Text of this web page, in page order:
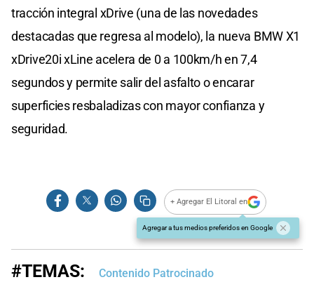
tracción integral xDrive (una de las novedades
destacadas que regresa al modelo), la nueva BMW X1
xDrive20i xLine acelera de 0 a 100km/h en 7,4
segundos y permite salir del asfalto o encarar
superficies resbaladizas con mayor confianza y
seguridad.
+ Agregar El Litoral en
Agregar a tus medios preferidos en Google
#TEMAS: Contenido Patrocinado